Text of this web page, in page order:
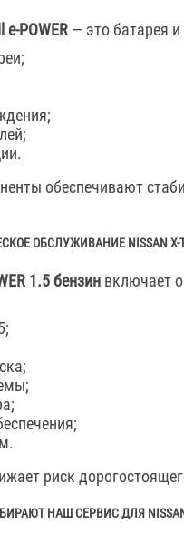
e-POWER — это батарея
обеспечивают
ОБСЛУЖИВАНИЕ NISSAN X-
1.5 бензин включает
риск
НАШ СЕРВИС ДЛЯ NISSAN